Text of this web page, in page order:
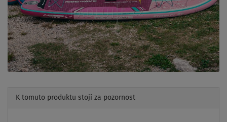
K tomuto produktu stojí za pozornost